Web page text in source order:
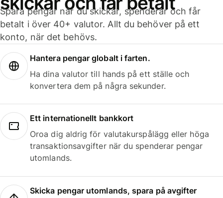
Spara pengar när du skickar, spenderar och får
betalt i över 40+ valutor. Allt du behöver på ett
konto, när det behövs.
Hantera pengar globalt i farten.
Ha dina valutor till hands på ett ställe och
konvertera dem på några sekunder.
Ett internationellt bankkort
Oroa dig aldrig för valutakurspålägg eller höga
transaktionsavgifter när du spenderar pengar
utomlands.
Skicka pengar utomlands, spara på avgifter